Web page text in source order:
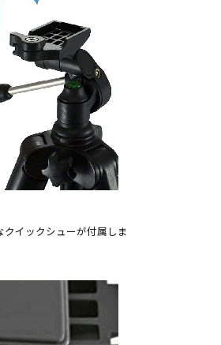
イックシューが付属しま